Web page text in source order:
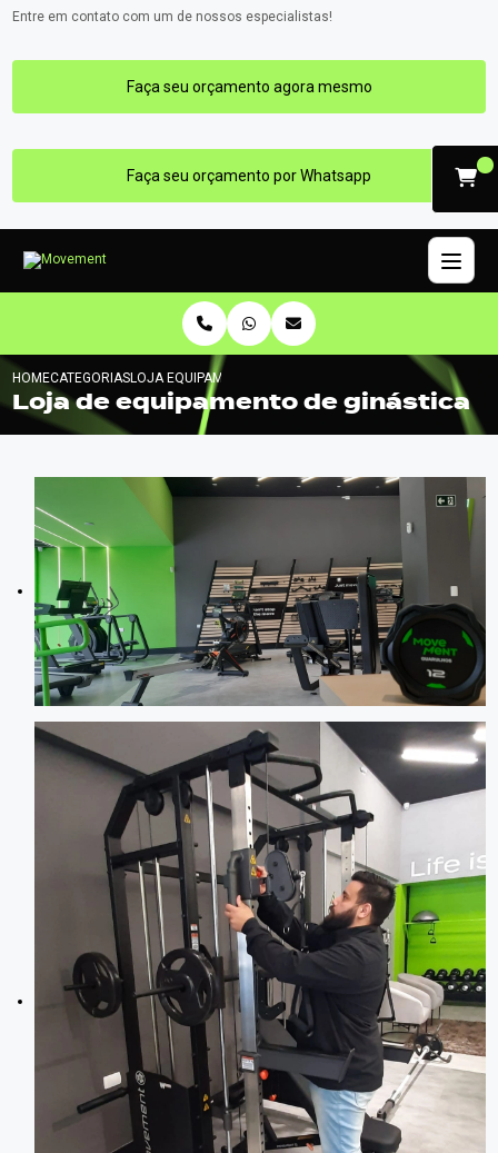
Entre em contato com um de nossos especialistas!
Faça seu orçamento agora mesmo
Faça seu orçamento por Whatsapp
HOMECATEGORIASLOJA EQUIPAMENTO GINASTICA
Loja de equipamento de ginástica